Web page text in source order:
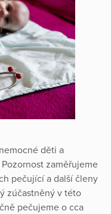
děti a
zaměřujeme
pečující a další členy
zúčastněný v této
pečujeme o cca